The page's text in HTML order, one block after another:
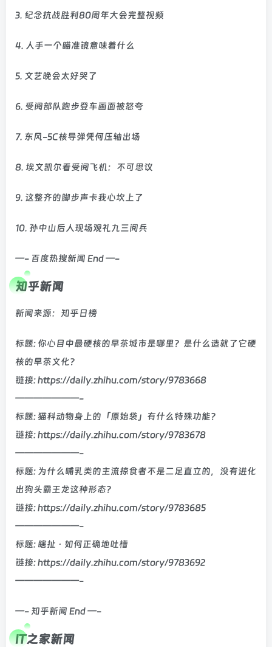
3. 纪念抗战胜利80周年大会完整视频
4. 人手一个瞄准镜意味着什么
5. 文艺晚会太好哭了
6. 受阅部队跑步登车画面被怒夸
7. 东风-5C核导弹凭何压轴出场
8. 埃文凯尔看受阅飞机：不可思议
9. 这整齐的脚步声卡我心坎上了
10. 孙中山后人现场观礼九三阅兵
—- 百度热搜新闻 End —-
知乎新闻
新闻来源：知乎日榜
标题: 你心目中最硬核的早茶城市是哪里？是什么造就了它硬
核的早茶文化？
链接: https://daily.zhihu.com/story/9783668
———————-
标题: 猫科动物身上的「原始袋」有什么特殊功能？
链接: https://daily.zhihu.com/story/9783678
———————-
标题: 为什么哺乳类的主流掠食者不是二足直立的，没有进化
出狗头霸王龙这种形态？
链接: https://daily.zhihu.com/story/9783685
———————-
标题: 瞎扯 · 如何正确地吐槽
链接: https://daily.zhihu.com/story/9783692
———————-
—- 知乎新闻 End —-
IT之家新闻